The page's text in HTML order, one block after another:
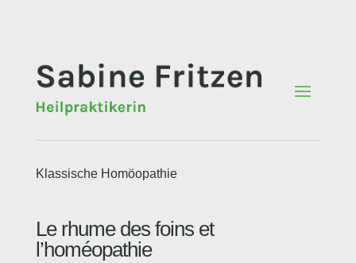
Klassische Homöopathie
Le rhume des foins et
l’homéopathie